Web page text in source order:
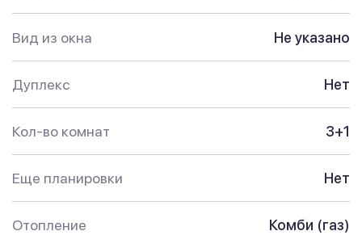
Вид из окна Не указано
Дуплекс Нет
Кол-во комнат 3+1
Еще планировки Нет
Отопление Комби (газ)